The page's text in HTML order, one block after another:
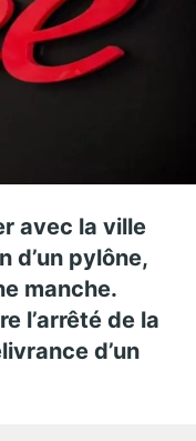
avec la ville
d’un pylône,
manche.
l’arrêté de la
d’un